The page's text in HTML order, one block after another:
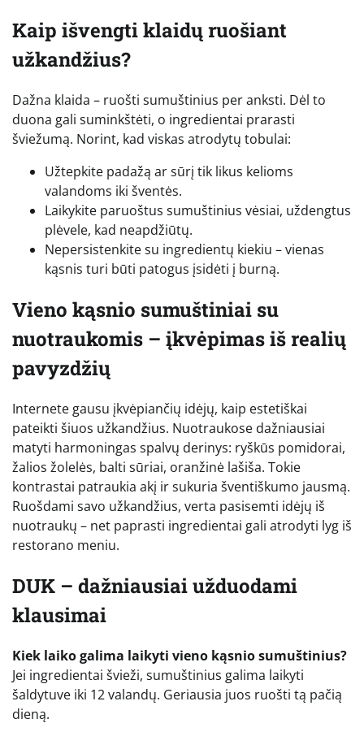
Kaip išvengti klaidų ruošiant
užkandžius?
Dažna klaida – ruošti sumuštinius per anksti. Dėl to
duona gali suminkštėti, o ingredientai prarasti
šviežumą. Norint, kad viskas atrodytų tobulai:
Užtepkite padažą ar sūrį tik likus kelioms
valandoms iki šventės.
Laikykite paruoštus sumuštinius vėsiai, uždengtus
plėvele, kad neapdžiūtų.
Nepersistenkite su ingredientų kiekiu – vienas
kąsnis turi būti patogus įsidėti į burną.
Vieno kąsnio sumuštiniai su
nuotraukomis – įkvėpimas iš realių
pavyzdžių
Internete gausu įkvėpiančių idėjų, kaip estetiškai
pateikti šiuos užkandžius. Nuotraukose dažniausiai
matyti harmoningas spalvų derinys: ryškūs pomidorai,
žalios žolelės, balti sūriai, oranžinė lašiša. Tokie
kontrastai patraukia akį ir sukuria šventiškumo jausmą.
Ruošdami savo užkandžius, verta pasisemti idėjų iš
nuotraukų – net paprasti ingredientai gali atrodyti lyg iš
restorano meniu.
DUK – dažniausiai užduodami
klausimai
Kiek laiko galima laikyti vieno kąsnio sumuštinius?
Jei ingredientai švieži, sumuštinius galima laikyti
šaldytuve iki 12 valandų. Geriausia juos ruošti tą pačią
dieną.